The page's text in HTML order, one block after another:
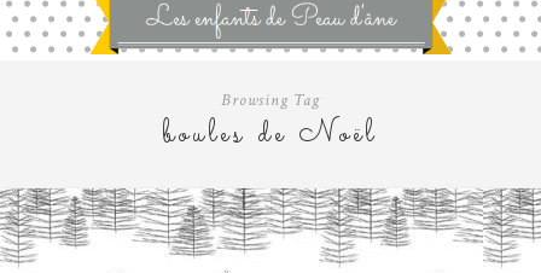
Browsing Tag
boules de Noël